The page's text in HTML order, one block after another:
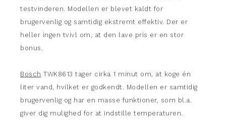
testvinderen. Modellen er blevet kaldt for
brugervenlig og samtidig ekstremt effektiv. Der er
heller ingen tvivl om, at den lave pris er en stor
bonus.
Bosch TWK8613 tager cirka 1 minut om, at koge én
liter vand, hvilket er godkendt. Modellen er samtidig
brugervenlig og har en masse funktioner, som bl.a.
giver dig mulighed for at indstille temperaturen.